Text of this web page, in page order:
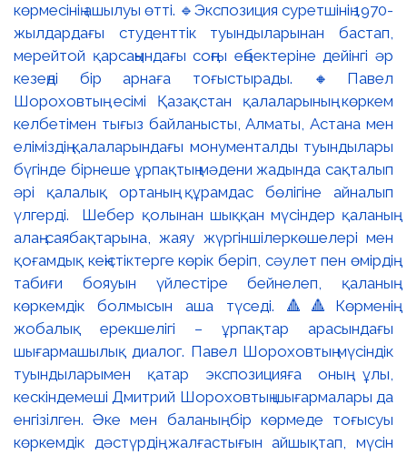
көрмесінің ашылуы өтті. 🔹Экспозиция суретшінің 1970-
жылдардағы студенттік туындыларынан бастап,
мерейтой қарсаңындағы соңғы еңбектеріне дейінгі әр
кезеңді бір арнаға тоғыстырады. 🔸Павел
Шороховтың есімі Қазақстан қалаларының көркем
келбетімен тығыз байланысты, Алматы, Астана мен
еліміздің қалаларындағы монументалды туындылары
бүгінде бірнеше ұрпақтың мәдени жадында сақталып
әрі қалалық ортаның құрамдас бөлігіне айналып
үлгерді. Шебер қолынан шыққан мүсіндер қаланың
алаң-саябақтарына, жаяу жүргіншілеркөшелері мен
қоғамдық кеңістіктерге көрік беріп, сәулет пен өмірдің
табиғи бояуын үйлестіре бейнелеп, қаланың
көркемдік болмысын аша түседі. 🔺🔺Көрменің
жобалық ерекшелігі – ұрпақтар арасындағы
шығармашылық диалог. Павел Шороховтың мүсіндік
туындыларымен қатар экспозицияға оның ұлы,
кескіндемеші Дмитрий Шороховтың шығармалары да
енгізілген. Әке мен баланың бір көрмеде тоғысуы
көркемдік дәстүрдің жалғастығын айшықтап, мүсін